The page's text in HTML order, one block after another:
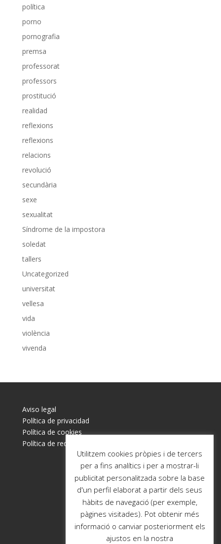
política
porno
pornografia
premsa
professorat
professors
prostitució
realidad
reflexions
reflexions
relacions
revolució
secundària
sexe
sexualitat
Síndrome de la impostora
soledat
tallers
Uncategorized
universitat
vellesa
vida
violència
vivenda
Aviso legal
Política de privacidad
Política de cookies
Política de redes sociales
Utilitzem cookies pròpies i de tercers
per a fins analítics i per a mostrar-li
publicitat personalitzada sobre la base
d'un perfil elaborat a partir dels seus
hàbits de navegació (per exemple,
pàgines visitades). Pot obtenir més
informació o canviar posteriorment els
ajustos en la nostra